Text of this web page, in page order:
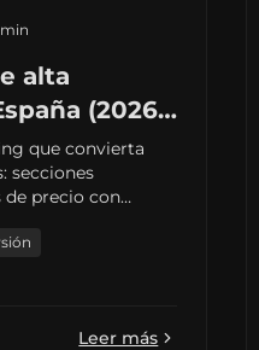
min
alta
(2026):
que
que convierta
secciones
de precio con
y startups.
Leer más